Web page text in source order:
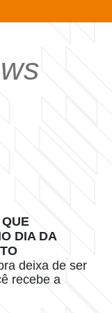
DIA DA
deixa de ser
recebe a